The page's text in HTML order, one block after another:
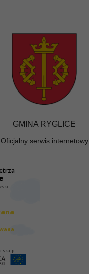
GMINA RYGLICE
Oficjalny serwis internetowy